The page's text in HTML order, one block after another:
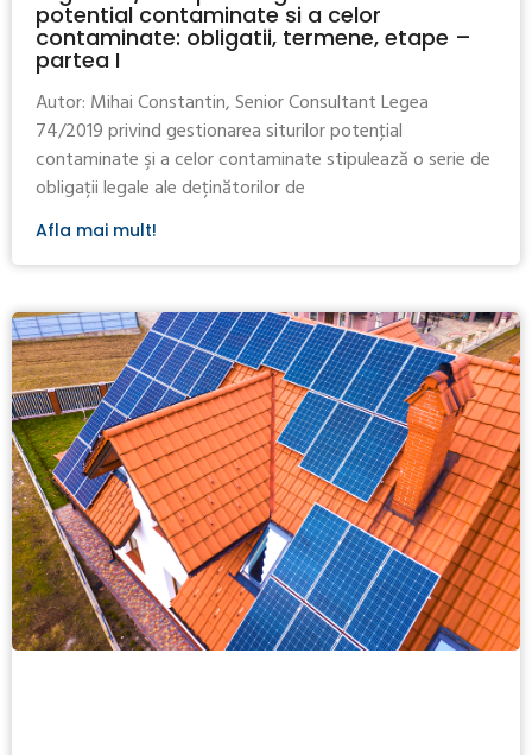
potential contaminate si a celor
contaminate: obligatii, termene, etape –
partea I
Autor: Mihai Constantin, Senior Consultant Legea
74/2019 privind gestionarea siturilor potenţial
contaminate şi a celor contaminate stipulează o serie de
obligații legale ale deținătorilor de
Afla mai mult!